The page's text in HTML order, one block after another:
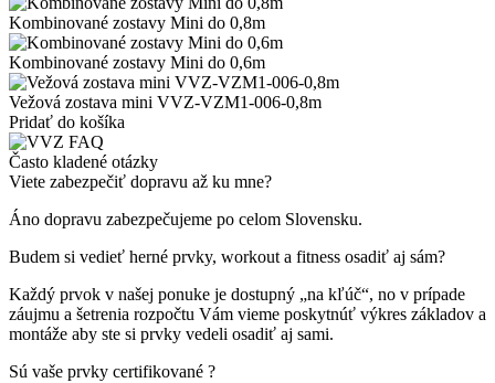
Kombinované zostavy Mini do 0,8m
Kombinované zostavy Mini do 0,6m
Vežová zostava mini VVZ-VZM1-006-0,8m
Pridať do košíka
Často kladené otázky
Viete zabezpečiť dopravu až ku mne?
Áno dopravu zabezpečujeme po celom Slovensku.
Budem si vedieť herné prvky, workout a fitness osadiť aj sám?
Každý prvok v našej ponuke je dostupný „na kľúč“, no v prípade
záujmu a šetrenia rozpočtu Vám vieme poskytnúť výkres základov a
montáže aby ste si prvky vedeli osadiť aj sami.
Sú vaše prvky certifikované ?